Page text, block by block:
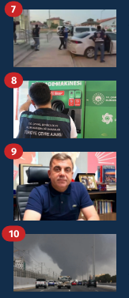
7
8
9
10